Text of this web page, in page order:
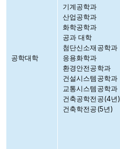
공학대학
기계공학과
산업공학과
화학공학과
공과 대학
첨단신소재공학과
응용화학과
환경안전공학과
건설시스템공학과
교통시스템공학과
건축공학전공(4년)
건축학전공(5년)